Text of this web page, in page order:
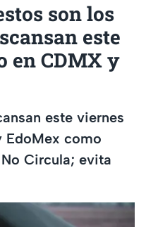
son los
este
en CDMX y
este viernes
EdoMex como
Circula; evita